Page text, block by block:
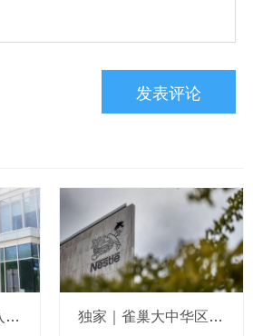
雀巢中国上半年收入196亿：CEO说在华业务正逐步稳定，要求全新管理团队紧盯三大重点，原定去库存计划已完成，坦承某些品类仍在流失份额 独家｜雀巢大中华区人力资源“一号位”敲定，菲仕兰徐耀东接棒